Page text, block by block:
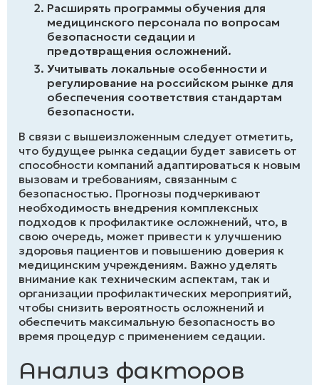
Расширять программы обучения для
медицинского персонала по вопросам
безопасности седации и
предотвращения осложнений.
Учитывать локальные особенности и
регулирование на российском рынке для
обеспечения соответствия стандартам
безопасности.
В связи с вышеизложенным следует отметить,
что будущее рынка седации будет зависеть от
способности компаний адаптироваться к новым
вызовам и требованиям, связанным с
безопасностью. Прогнозы подчеркивают
необходимость внедрения комплексных
подходов к профилактике осложнений, что, в
свою очередь, может привести к улучшению
здоровья пациентов и повышению доверия к
медицинским учреждениям. Важно уделять
внимание как техническим аспектам, так и
организации профилактических мероприятий,
чтобы снизить вероятность осложнений и
обеспечить максимальную безопасность во
время процедур с применением седации.
Анализ факторов